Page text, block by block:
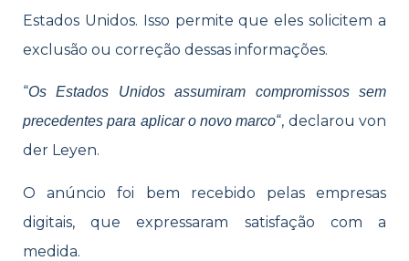
Estados Unidos. Isso permite que eles solicitem a
exclusão ou correção dessas informações.
“Os Estados Unidos assumiram compromissos sem
precedentes para aplicar o novo marco“, declarou von
der Leyen.
O anúncio foi bem recebido pelas empresas
digitais, que expressaram satisfação com a
medida.